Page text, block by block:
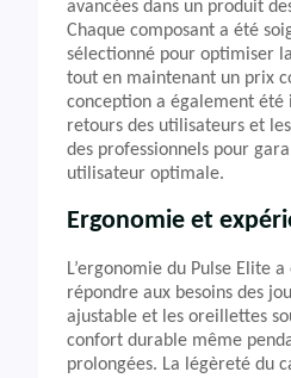
avancées dans un produit
Chaque composant a été
sélectionné pour optimiser
tout en maintenant un prix
conception a également été
retours des utilisateurs et
des professionnels pour
utilisateur optimale.
Ergonomie et
L’ergonomie du Pulse Elite
répondre aux besoins des
ajustable et les oreillettes
confort durable même
prolongées. La légèreté du